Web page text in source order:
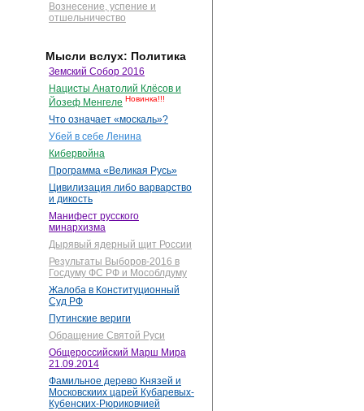
Вознесение, успение и
отшельничество
Мысли вслух: Политика
Земский Собор 2016
Нацисты Анатолий Клёсов и
Йозеф Менгеле Новинка!!!
Что означает «москаль»?
Убей в себе Ленина
Кибервойна
Программа «Великая Русь»
Цивилизация либо варварство
и дикость
Манифест русского
минархизма
Дырявый ядерный щит России
Результаты Выборов-2016 в
Госдуму ФС РФ и Мособлдуму
Жалоба в Конституционный
Суд РФ
Путинские вериги
Обращение Святой Руси
Общероссийский Марш Мира
21.09.2014
Фамильное дерево Князей и
Московскиих царей Кубаревых-
Кубенских-Рюриковчией